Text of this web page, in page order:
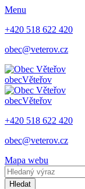
Menu
+420 518 622 420
obec@veterov.cz
obecVěteřov
obecVěteřov
+420 518 622 420
obec@veterov.cz
Mapa webu
Hledat